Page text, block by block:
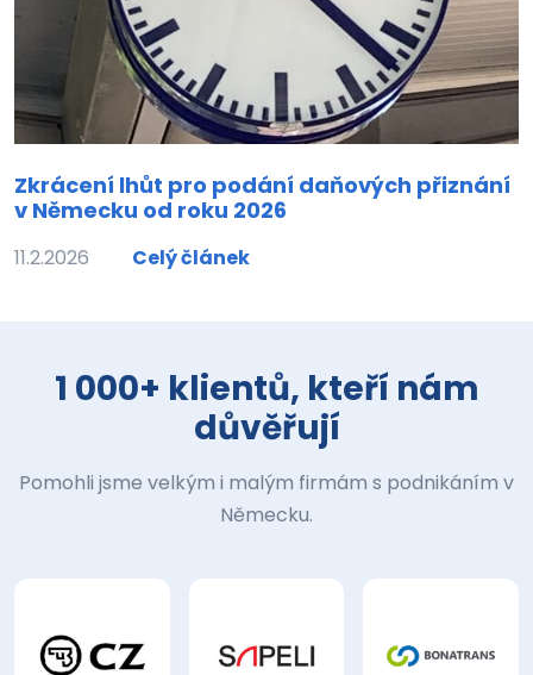
Zkrácení lhůt pro podání daňových přiznání
v Německu od roku 2026
11.2.2026 Celý článek
1 000+ klientů, kteří nám
důvěřují
Pomohli jsme velkým i malým firmám s podnikáním v
Německu.